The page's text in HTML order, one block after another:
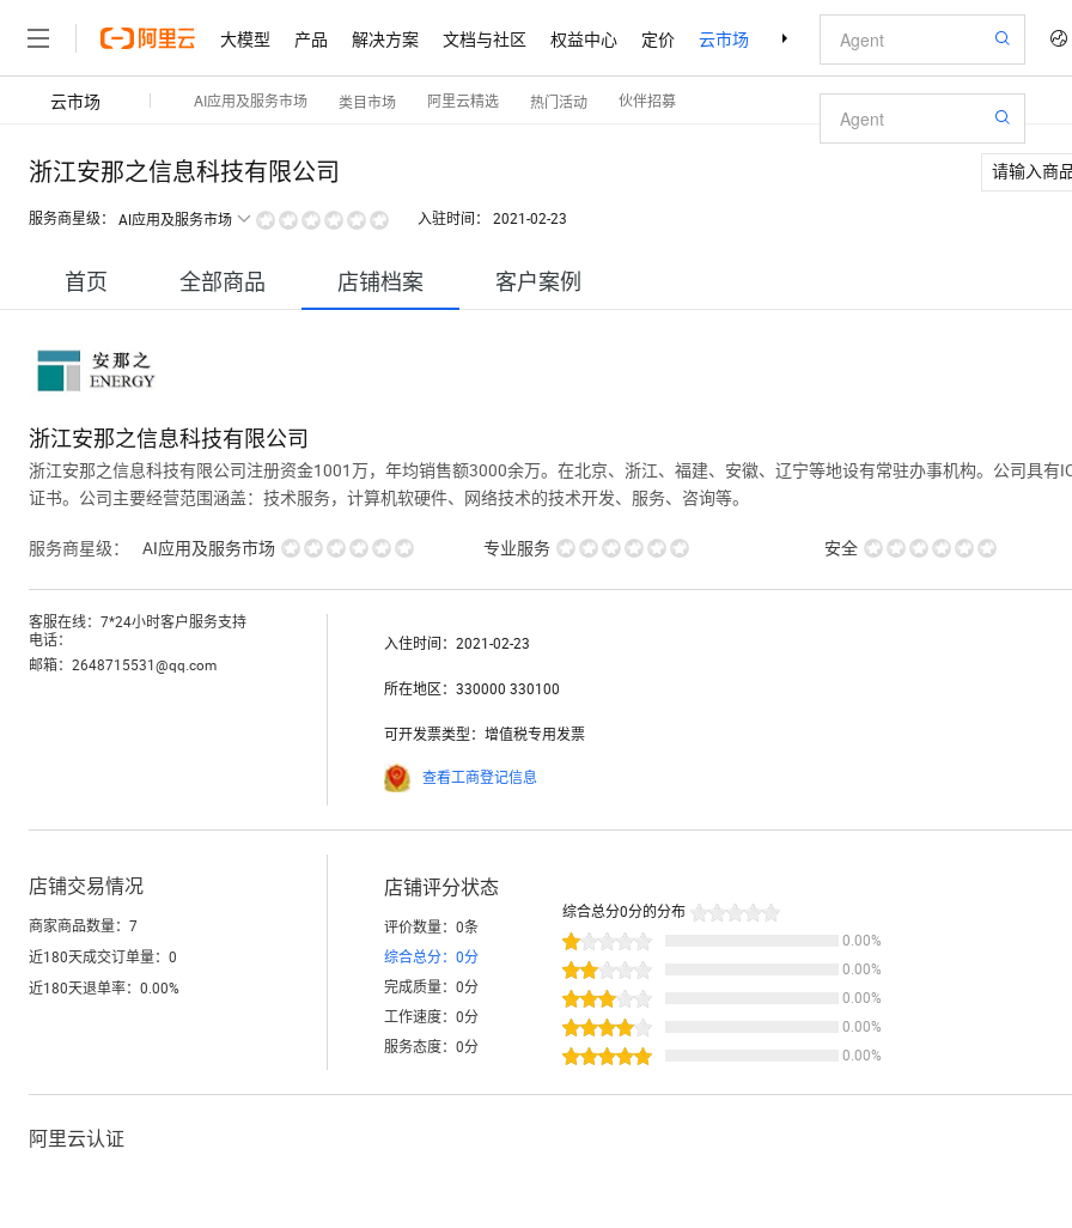
大模型 产品 解决方案 文档与社区 权益中心 定价 云市场 合作伙伴 支持与服务 了解阿里云
云市场 AI应用及服务市场 类目市场 阿里云精选 热门活动 伙伴招募
浙江安那之信息科技有限公司
服务商星级： AI应用及服务市场 入驻时间： 2021-02-23
首页 全部商品 店铺档案 客户案例
浙江安那之信息科技有限公司
浙江安那之信息科技有限公司注册资金1001万，年均销售额3000余万。在北京、浙江、福建、安徽、辽宁等地设有常驻办事机构。公司具
证书。公司主要经营范围涵盖：技术服务，计算机软硬件、网络技术的技术开发、服务、咨询等。
服务商星级： AI应用及服务市场 专业服务 安全
客服在线： 7*24小时客户服务支持
电话：
邮箱： 2648715531@qq.com
入住时间： 2021-02-23
所在地区： 330000 330100
可开发票类型： 增值税专用发票
查看工商登记信息
店铺交易情况
商家商品数量： 7
近180天成交订单量： 0
近180天退单率： 0.00%
店铺评分状态
评价数量： 0条
综合总分： 0分
完成质量： 0分
工作速度： 0分
服务态度： 0分
综合总分0分的分布
0.00%
0.00%
0.00%
0.00%
0.00%
阿里云认证